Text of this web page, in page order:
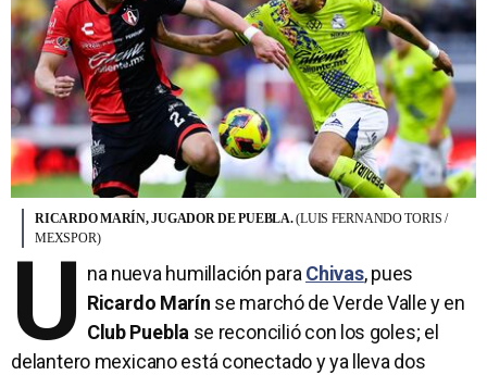
RICARDO MARÍN, JUGADOR DE PUEBLA.(LUIS FERNANDO TORIS /
MEXSPOR)
U na nueva humillación paraChivas, pues
Ricardo Marín se marchó de Verde Valle y en
Club Puebla se reconcilió con los goles; el
delantero mexicano está conectado y ya lleva dos